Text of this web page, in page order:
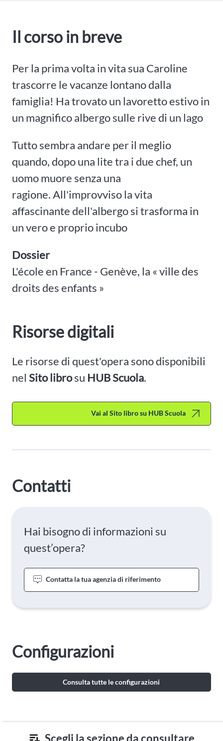
Scegli la sezione da consultare
Il corso in breve
Per la prima volta in vita sua Caroline
trascorre le vacanze lontano dalla
famiglia! Ha trovato un lavoretto estivo in
un magnifico albergo sulle rive di un lago
Tutto sembra andare per il meglio
quando, dopo una lite tra i due chef, un
uomo muore senza una
ragione. All'improvviso la vita
affascinante dell'albergo si trasforma in
un vero e proprio incubo
Dossier
L'école en France - Genève, la « ville des
droits des enfants »
Risorse digitali
Le risorse di quest'opera sono disponibili
nel Sito librosu HUB Scuola.
Vai al Sito libro su HUB Scuola
Contatti
Hai bisogno di informazioni su
quest’opera?
Contatta la tua agenzia di riferimento
Configurazioni
Consulta tutte le configurazioni